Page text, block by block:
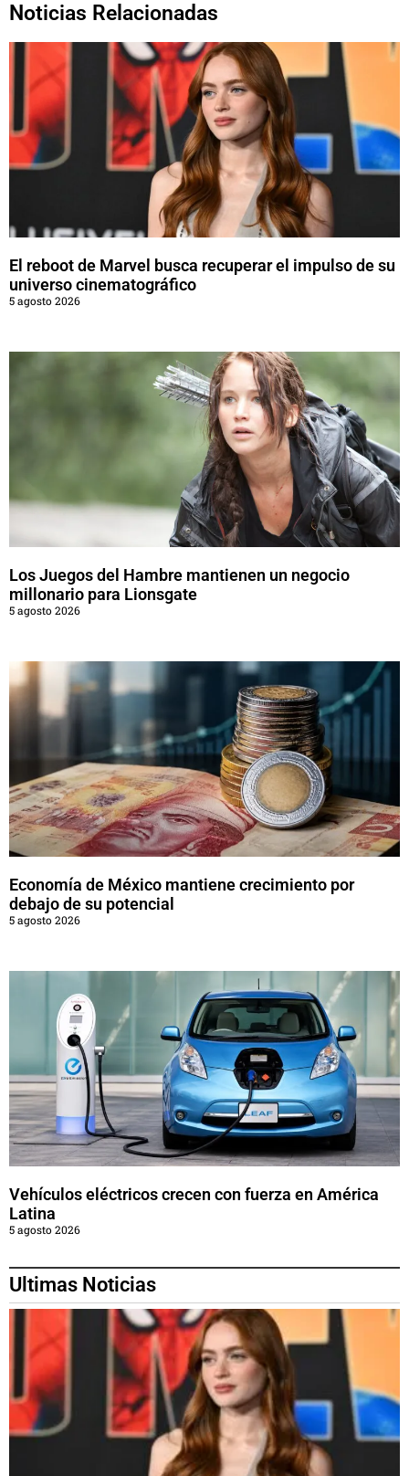
Noticias Relacionadas
El reboot de Marvel busca recuperar el impulso de su
universo cinematográfico
5 agosto 2026
Los Juegos del Hambre mantienen un negocio
millonario para Lionsgate
5 agosto 2026
Economía de México mantiene crecimiento por
debajo de su potencial
5 agosto 2026
Vehículos eléctricos crecen con fuerza en América
Latina
5 agosto 2026
Ultimas Noticias